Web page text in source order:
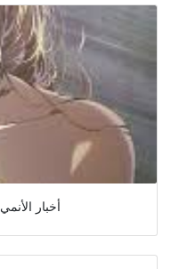
Www Rockleeamine أخبار الأنمي